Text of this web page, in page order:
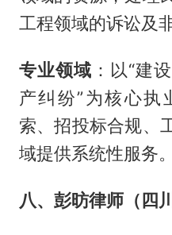
工程领域的诉讼及
专业领域 ：以“建
产纠纷”为核心执
索、招投标合规、
域提供系统性服务。
八、彭昉律师（四